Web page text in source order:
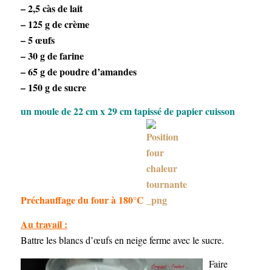
– 2,5 càs de lait
– 125 g de crème
– 5 œufs
– 30 g de farine
– 65 g de poudre d’amandes
– 150 g de sucre
un moule de 22 cm x 29 cm tapissé de papier cuisson
Préchauffage du four à 180°C
Au travail :
Battre les blancs d’œufs en neige ferme avec le sucre.
Faire